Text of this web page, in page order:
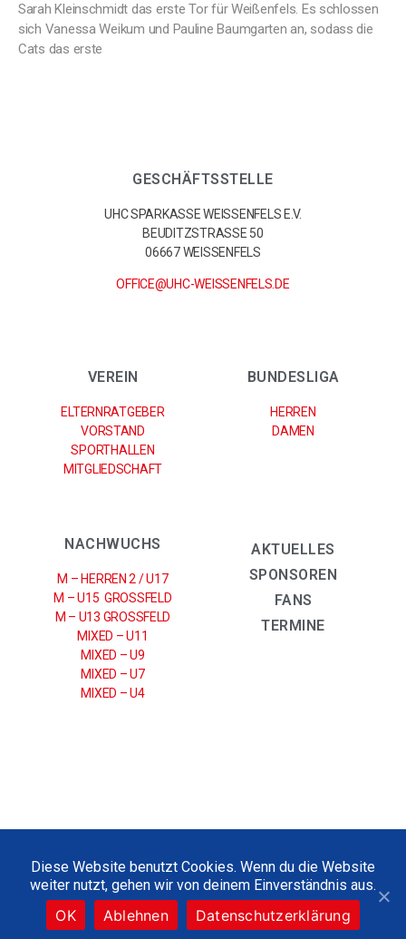
Sarah Kleinschmidt das erste Tor für Weißenfels. Es schlossen
sich Vanessa Weikum und Pauline Baumgarten an, sodass die
Cats das erste
GESCHÄFTSSTELLE
UHC SPARKASSE WEISSENFELS E.V.
BEUDITZSTRASSE 50
06667 WEISSENFELS
OFFICE@UHC-WEISSENFELS.DE
VEREIN
ELTERNRATGEBER
VORSTAND
SPORTHALLEN
MITGLIEDSCHAFT
BUNDESLIGA
HERREN
DAMEN
NACHWUCHS
M – HERREN 2 / U17
M – U15 GROSSFELD
M – U13 GROSSFELD
MIXED – U11
MIXED – U9
MIXED – U7
MIXED – U4
AKTUELLES
SPONSOREN
FANS
TERMINE
2021 © UHC SPARKASSE WEISSENFELS E.V
Diese Website benutzt Cookies. Wenn du die Website
weiter nutzt, gehen wir von deinem Einverständnis aus.
OK Ablehnen Datenschutzerklärung